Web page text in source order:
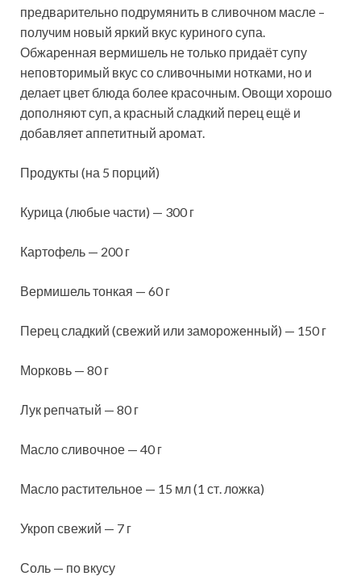
предварительно подрумянить в сливочном масле –
получим новый яркий вкус куриного супа.
Обжаренная вермишель не только придаёт супу
неповторимый вкус со сливочными нотками, но и
делает цвет блюда более красочным. Овощи хорошо
дополняют суп, а красный сладкий перец ещё и
добавляет аппетитный аромат.
Продукты (на 5 порций)
Курица (любые части) — 300 г
Картофель — 200 г
Вермишель тонкая — 60 г
Перец сладкий (свежий или замороженный) — 150 г
Морковь — 80 г
Лук репчатый — 80 г
Масло сливочное — 40 г
Масло растительное — 15 мл (1 ст. ложка)
Укроп свежий — 7 г
Соль — по вкусу